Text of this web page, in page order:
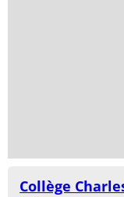
Collège